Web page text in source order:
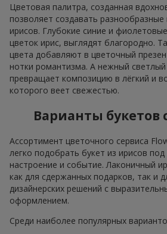
Цветовая палитра, созданная
позволяет создавать разнообразные
ирисов. Глубокие синие и
цветок ирис, выглядят благородно.
цвета добавляют в цветочный
нотки романтизма. А нежный светлый
превращает композицию в лёгкий и
которого веет свежестью.
Варианты букетов
Ассортимент цветочного сервиса
легко подобрать букет из ирисов
настроение и событие. Лаконичный
как для сдержанных подарков, так и
дизайнерских решений с
оформлением.
Среди наиболее популярных